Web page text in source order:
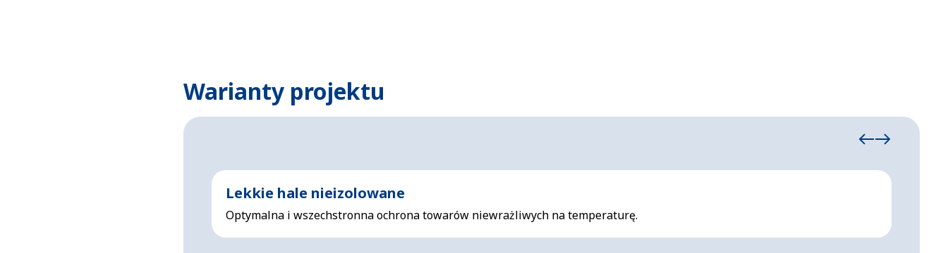
Warianty projektu
Lekkie hale nieizolowane
Optymalna i wszechstronna ochrona towarów niewrażliwych na temperaturę.